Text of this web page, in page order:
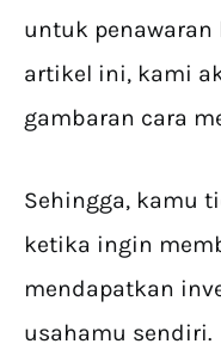
untuk penawaran
artikel ini, kami
gambaran cara
Sehingga, kamu
ketika ingin
mendapatkan
usahamu sendiri.